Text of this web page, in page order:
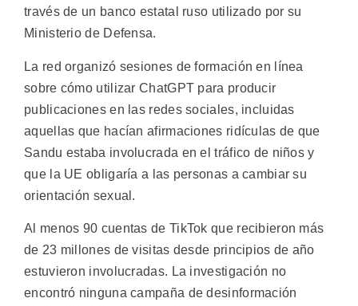
través de un banco estatal ruso utilizado por su
Ministerio de Defensa.
La red organizó sesiones de formación en línea
sobre cómo utilizar ChatGPT para producir
publicaciones en las redes sociales, incluidas
aquellas que hacían afirmaciones ridículas de que
Sandu estaba involucrada en el tráfico de niños y
que la UE obligaría a las personas a cambiar su
orientación sexual.
Al menos 90 cuentas de TikTok que recibieron más
de 23 millones de visitas desde principios de año
estuvieron involucradas. La investigación no
encontró ninguna campaña de desinformación